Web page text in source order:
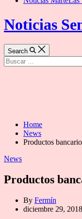
Noticias
Search
Buscar:
Home
News
Productos
Categories
News
Productos
By Fermín
diciembre 29, 2018